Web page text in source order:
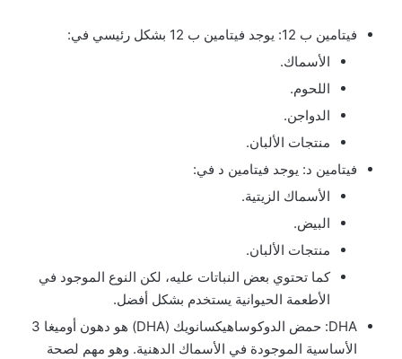
فيتامين ب 12: يوجد فيتامين ب 12 بشكل رئيسي في:
الأسماك.
اللحوم.
الدواجن.
منتجات الألبان.
فيتامين د: يوجد فيتامين د في:
الأسماك الزيتية.
البيض.
منتجات الألبان.
كما تحتوي بعض النباتات عليه، لكن النوع الموجود في
الأطعمة الحيوانية يستخدم بشكل أفضل.
DHA: حمض الدوكوساهيكسانويك (DHA) هو دهون أوميغا 3
الأساسية الموجودة في الأسماك الدهنية. وهو مهم لصحة